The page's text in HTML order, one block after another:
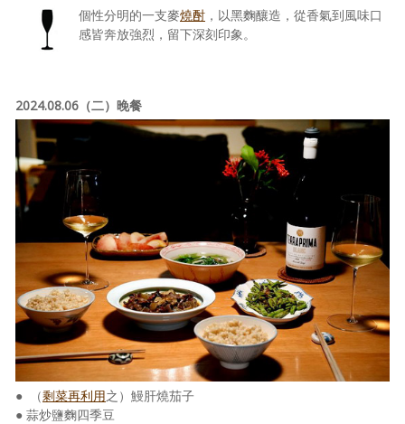
個性分明的一支麥燒酎 ，以黑麴釀造，從香氣到風味口
感皆奔放強烈，留下深刻印象。
2024.08.06（二）晚餐
● （剩菜再利用之）鰻肝燒茄子
● 蒜炒鹽麴四季豆